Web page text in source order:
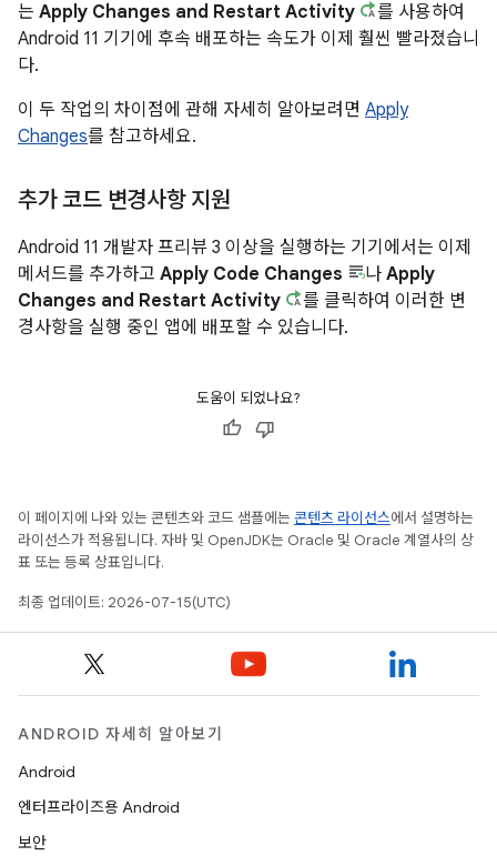
는 Apply Changes and Restart Activity
를 사용하여
Android 11 기기에 후속 배포하는 속도가 이제 훨씬 빨라졌습니
다.
이 두 작업의 차이점에 관해 자세히 알아보려면 Apply
Changes를 참고하세요.
추가 코드 변경사항 지원
Android 11 개발자 프리뷰 3 이상을 실행하는 기기에서는 이제
메서드를 추가하고 Apply Code Changes 나 Apply
Changes and Restart Activity
를 클릭하여 이러한 변
경사항을 실행 중인 앱에 배포할 수 있습니다.
도움이 되었나요?
이 페이지에 나와 있는 콘텐츠와 코드 샘플에는 콘텐츠 라이선스에서 설명하는
라이선스가 적용됩니다. 자바 및 OpenJDK는 Oracle 및 Oracle 계열사의 상
표 또는 등록 상표입니다.
최종 업데이트: 2026-07-15(UTC)
ANDROID 자세히 알아보기
Android
엔터프라이즈용 Android
보안